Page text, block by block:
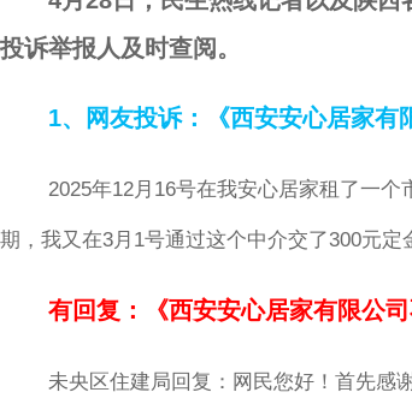
投诉举报人及时查阅。
1、网友投诉：《西安安心居家有
2025年12月16号在我安心居家租了一
期，我又在3月1号通过这个中介交了300元
有回复：《西安安心居家有限公
未央区住建局回复：网民您好！首先感